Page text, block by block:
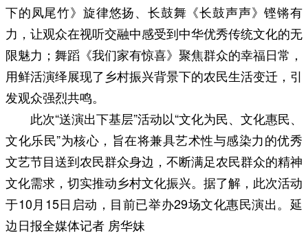
下的凤尾竹》旋律悠扬、长鼓舞《长鼓声声》铿锵有
力，让观众在视听交融中感受到中华优秀传统文化的无
限魅力；舞蹈《我们家有惊喜》聚焦群众的幸福日常，
用鲜活演绎展现了乡村振兴背景下的农民生活变迁，引
发观众强烈共鸣。
此次“送演出下基层”活动以“文化为民、文化惠民、
文化乐民”为核心，旨在将兼具艺术性与感染力的优秀
文艺节目送到农民群众身边，不断满足农民群众的精神
文化需求，切实推动乡村文化振兴。据了解，此次活动
于10月15日启动，目前已举办29场文化惠民演出。延
边日报全媒体记者 房华妹